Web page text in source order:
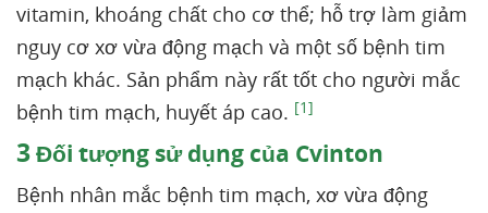
vitamin, khoáng chất cho cơ thể; hỗ trợ làm giảm
nguy cơ xơ vừa động mạch và một số bệnh tim
mạch khác. Sản phẩm này rất tốt cho người mắc
bệnh tim mạch, huyết áp cao. [1]
3Đối tượng sử dụng của Cvinton
Bệnh nhân mắc bệnh tim mạch, xơ vừa động